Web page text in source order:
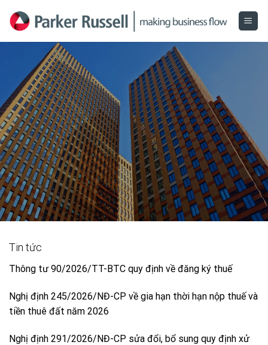
Tin tức
Thông tư 90/2026/TT-BTC quy định về đăng ký thuế
Nghị định 245/2026/NĐ-CP về gia hạn thời hạn nộp thuế và
tiền thuê đất năm 2026
Nghị định 291/2026/NĐ-CP sửa đổi, bổ sung quy định xử